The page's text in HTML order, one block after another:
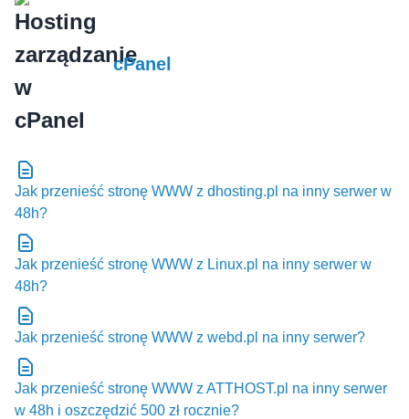
cPanel
Jak przenieść stronę WWW z dhosting.pl na inny serwer w
48h?
Jak przenieść stronę WWW z Linux.pl na inny serwer w
48h?
Jak przenieść stronę WWW z webd.pl na inny serwer?
Jak przenieść stronę WWW z ATTHOST.pl na inny serwer
w 48h i oszczędzić 500 zł rocznie?